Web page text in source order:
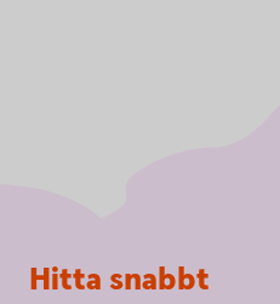
Sidfot
Hitta snabbt